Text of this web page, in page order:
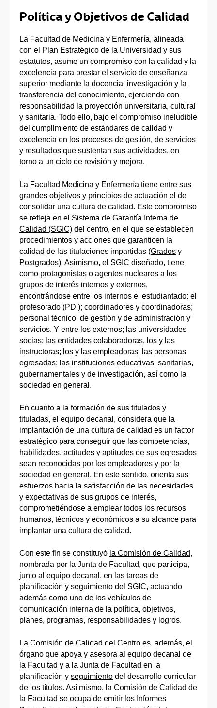
Política y Objetivos de Calidad
La Facultad de Medicina y Enfermería, alineada
con el Plan Estratégico de la Universidad y sus
estatutos, asume un compromiso con la calidad y la
excelencia para prestar el servicio de enseñanza
superior mediante la docencia, investigación y la
transferencia del conocimiento, ejerciendo con
responsabilidad la proyección universitaria, cultural
y sanitaria. Todo ello, bajo el compromiso ineludible
del cumplimiento de estándares de calidad y
excelencia en los procesos de gestión, de servicios
y resultados que sustentan sus actividades, en
torno a un ciclo de revisión y mejora.
La Facultad Medicina y Enfermería tiene entre sus
grandes objetivos y principios de actuación el de
consolidar una cultura de calidad. Este compromiso
se refleja en el Sistema de Garantía Interna de
Calidad (SGIC) del centro, en el que se establecen
procedimientos y acciones que garanticen la
calidad de las titulaciones impartidas (Grados y
Postgrados). Asimismo, el SGIC diseñado, tiene
como protagonistas o agentes nucleares a los
grupos de interés internos y externos,
encontrándose entre los internos el estudiantado; el
profesorado (PDI); coordinadores y coordinadoras;
personal técnico, de gestión y de administración y
servicios. Y entre los externos; las universidades
socias; las entidades colaboradoras, los y las
instructoras; los y las empleadoras; las personas
egresadas; las instituciones educativas, sanitarias,
gubernamentales y de investigación, así como la
sociedad en general.
En cuanto a la formación de sus titulados y
tituladas, el equipo decanal, considera que la
implantación de una cultura de calidad es un factor
estratégico para conseguir que las competencias,
habilidades, actitudes y aptitudes de sus egresados
sean reconocidas por los empleadores y por la
sociedad en general. En este sentido, orienta sus
esfuerzos hacia la satisfacción de las necesidades
y expectativas de sus grupos de interés,
comprometiéndose a emplear todos los recursos
humanos, técnicos y económicos a su alcance para
implantar una cultura de calidad.
Con este fin se constituyó la Comisión de Calidad,
nombrada por la Junta de Facultad, que participa,
junto al equipo decanal, en las tareas de
planificación y seguimiento del SGIC, actuando
además como uno de los vehículos de
comunicación interna de la política, objetivos,
planes, programas, responsabilidades y logros.
La Comisión de Calidad del Centro es, además, el
órgano que apoya y asesora al equipo decanal de
la Facultad y a la Junta de Facultad en la
planificación y seguimiento del desarrollo curricular
de los títulos. Así mismo, la Comisión de Calidad de
la Facultad se ocupa de emitir los Informes